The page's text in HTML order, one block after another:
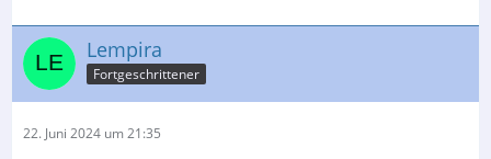
Lempira
Fortgeschrittener
22. Juni 2024 um 21:35